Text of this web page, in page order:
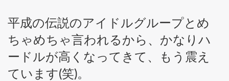
平成の伝説のアイドルグループとめ
ちゃめちゃ言われるから、かなりハ
ードルが高くなってきて、もう震え
ています(笑)。